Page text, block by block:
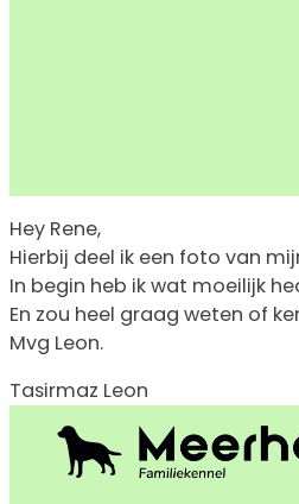
Hey Rene,
Hierbij deel ik een foto van
In begin heb ik wat moeilijk
En zou heel graag weten of
Mvg Leon.
Tasirmaz Leon